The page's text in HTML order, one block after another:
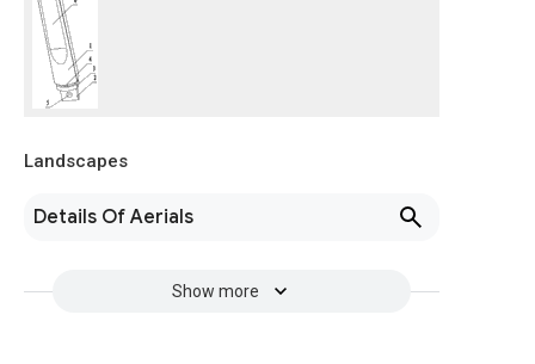
Landscapes
Details Of Aerials
Show more